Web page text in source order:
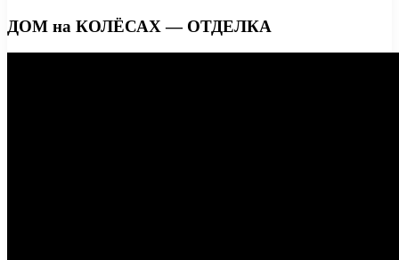
ДОМ на КОЛЁСАХ — ОТДЕЛКА